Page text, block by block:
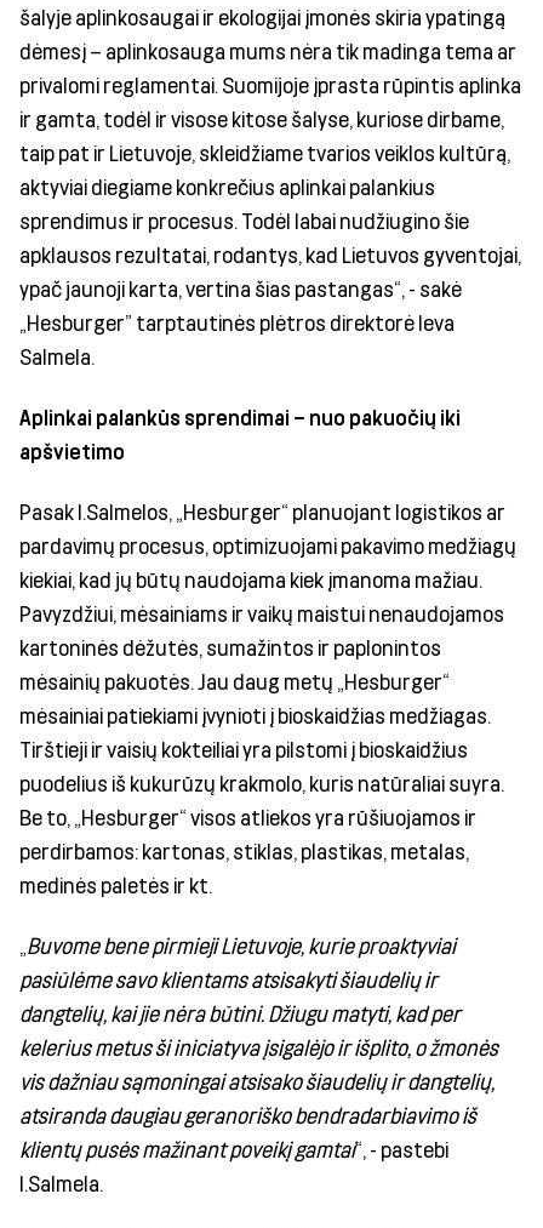
šalyje aplinkosaugai ir ekologijai įmonės skiria ypatingą
dėmesį – aplinkosauga mums nėra tik madinga tema ar
privalomi reglamentai. Suomijoje įprasta rūpintis aplinka
ir gamta, todėl ir visose kitose šalyse, kuriose dirbame,
taip pat ir Lietuvoje, skleidžiame tvarios veiklos kultūrą,
aktyviai diegiame konkrečius aplinkai palankius
sprendimus ir procesus. Todėl labai nudžiugino šie
apklausos rezultatai, rodantys, kad Lietuvos gyventojai,
ypač jaunoji karta, vertina šias pastangas“, - sakė
„Hesburger” tarptautinės plėtros direktorė Ieva
Salmela.
Aplinkai palankūs sprendimai – nuo pakuočių iki
apšvietimo
Pasak I.Salmelos, „Hesburger“ planuojant logistikos ar
pardavimų procesus, optimizuojami pakavimo medžiagų
kiekiai, kad jų būtų naudojama kiek įmanoma mažiau.
Pavyzdžiui, mėsainiams ir vaikų maistui nenaudojamos
kartoninės dėžutės, sumažintos ir paplonintos
mėsainių pakuotės. Jau daug metų „Hesburger“
mėsainiai patiekiami įvynioti į bioskaidžias medžiagas.
Tirštieji ir vaisių kokteiliai yra pilstomi į bioskaidžius
puodelius iš kukurūzų krakmolo, kuris natūraliai suyra.
Be to, „Hesburger“ visos atliekos yra rūšiuojamos ir
perdirbamos: kartonas, stiklas, plastikas, metalas,
medinės paletės ir kt.
„Buvome bene pirmieji Lietuvoje, kurie proaktyviai
pasiūlėme savo klientams atsisakyti šiaudelių ir
dangtelių, kai jie nėra būtini. Džiugu matyti, kad per
kelerius metus ši iniciatyva įsigalėjo ir išplito, o žmonės
vis dažniau sąmoningai atsisako šiaudelių ir dangtelių,
atsiranda daugiau geranoriško bendradarbiavimo iš
klientų pusės mažinant poveikį gamtai“, - pastebi
I.Salmela.